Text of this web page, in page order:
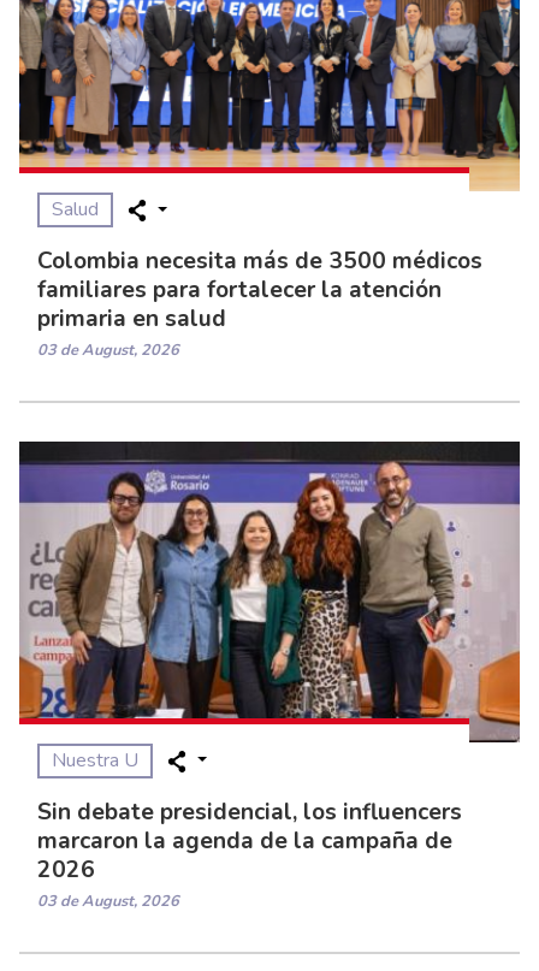
Salud
Colombia necesita más de 3500 médicos
familiares para fortalecer la atención
primaria en salud
03 de August, 2026
Nuestra U
Sin debate presidencial, los influencers
marcaron la agenda de la campaña de
2026
03 de August, 2026